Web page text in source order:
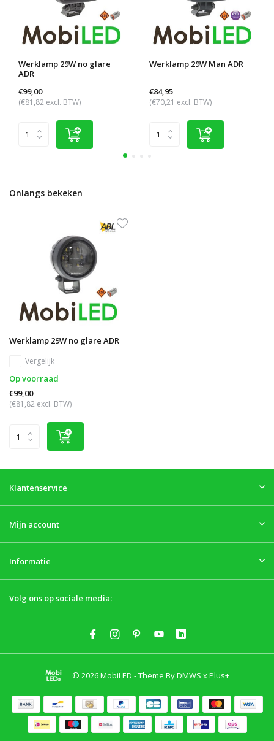
Werklamp 29W no glare
ADR
€99,00
(€81,82 excl. BTW)
Werklamp 29W Man ADR
€84,95
(€70,21 excl. BTW)
Onlangs bekeken
Werklamp 29W no glare ADR
Vergelijk
Op voorraad
€99,00
(€81,82 excl. BTW)
Klantenservice
Mijn account
Informatie
Volg ons op sociale media:
© 2026 MobiLED - Theme ByDMWS xPlus+